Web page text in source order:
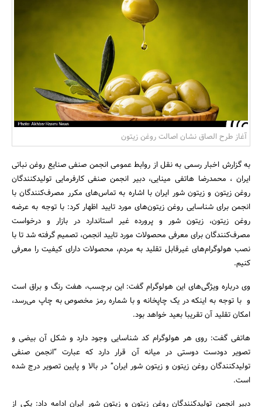
آغاز طرح الصاق نشان اصالت روغن زیتون
به گزارش اخبار رسمی به نقل از روابط عمومی انجمن صنفی صنایع روغن نباتی
ایران ، محمدرضا هاتفی مینایی، دبیر انجمن صنفی کارفرمایی تولیدکنندگان
روغن زیتون و زیتون شور ایران با اشاره به تماس‌های مکرر مصرف‌کنندگان با
انجمن برای شناسایی روغن زیتون‌های مورد تایید اظهار کرد: با توجه به عرضه
روغن‌ زیتون، زیتون شور و پرورده غیر استاندارد در بازار و درخواست
مصرف‌کنندگان برای معرفی محصولات مورد تایید انجمن، تصمیم گرفته شد تا با
نصب هولوگرام‌های غیرقابل تقلید به مردم، محصولات دارای کیفیت را معرفی
کنیم.
وی درباره ویژگی‌های این هولوگرام گفت: این برچسب، هفت رنگ و براق است
و با توجه به اینکه در یک چاپخانه و با شماره رمز مخصوص به چاپ می‌رسد،
امکان تقلید آن تقریبا بعید خواهد بود.
هاتفی گفت: روی هر هولوگرام کد شناسایی وجود دارد و شکل آن بیضی و
تصویر دودست دوستی در میانه آن قرار دارد که عبارت “انجمن صنفی
تولیدکنندگان روغن زیتون و زیتون شور ایران” در بالا و پایین تصویر درج شده
است.
دبیر انجمن تولیدکنندگان روغن زیتون و زیتون شور ایران ادامه داد: یکی از